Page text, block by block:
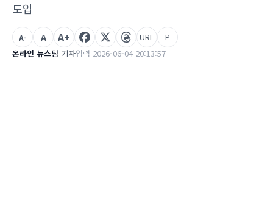
도입
온라인 뉴스팀 기자입력 2026-06-04 20:13:57
A- A A+ URL P